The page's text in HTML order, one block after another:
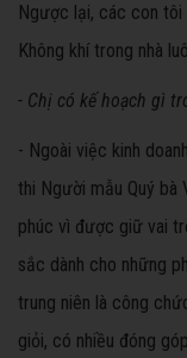
Ngược lại, các con
Không khí trong nhà
- Chị có kế hoạch gì
- Ngoài việc kinh
thi Người mẫu Quý bà
phúc vì được giữ vai
sắc dành cho những
trung niên là công
giỏi, có nhiều đóng